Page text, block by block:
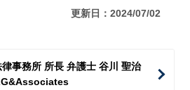
更新日：2024/07/02
律事務所 所長 弁護士 谷川 聖治